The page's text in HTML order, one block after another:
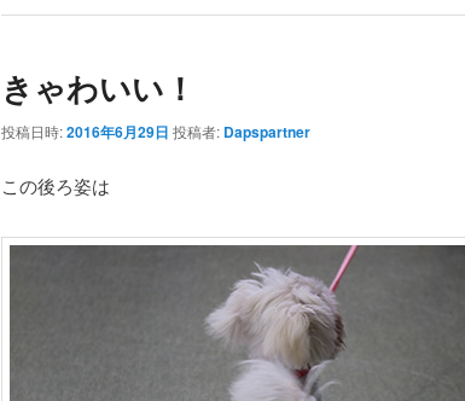
きゃわいい！
投稿日時:2016年6月29日 投稿者: Dapspartner
この後ろ姿は